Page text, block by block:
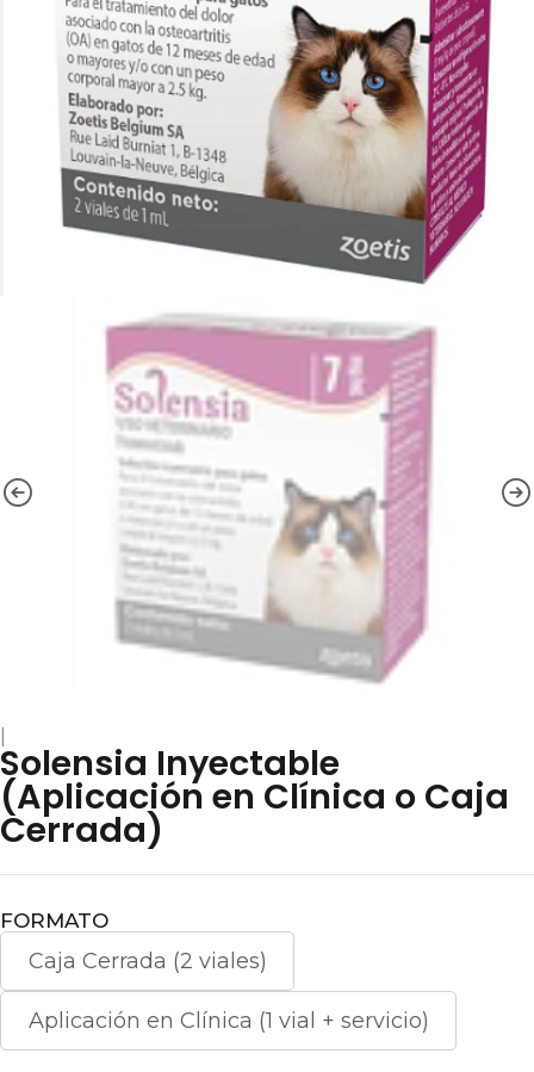
Solensia Inyectable
(Aplicación en Clínica o Caja
Cerrada)
FORMATO
Caja Cerrada (2 viales)
Aplicación en Clínica (1 vial + servicio)